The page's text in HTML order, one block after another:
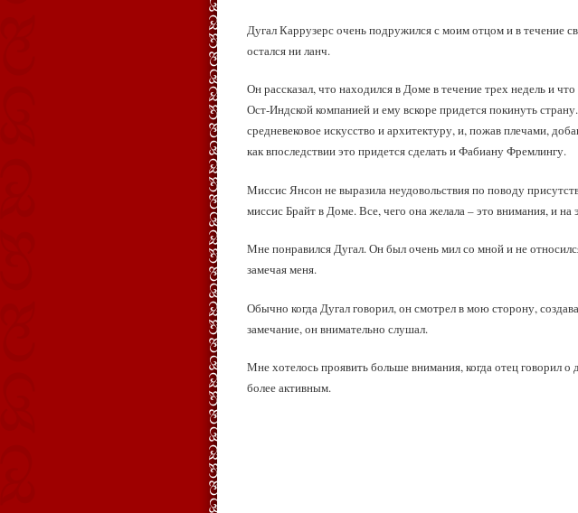
Дугал Каррузерс очень подружился с моим отцом и в течение
остался ни ланч.
Он рассказал, что находился в Доме в течение трех недель и
Ост‑Индской компанией и ему вскоре придется покинуть
средневековое искусство и архитектуру, и, пожав плечами,
как впоследствии это придется сделать и Фабиану Фремлингу.
Миссис Янсон не выразила неудовольствия по поводу
миссис Брайт в Доме. Все, чего она желала – это внимания, и на
Мне понравился Дугал. Он был очень мил со мной и не
замечая меня.
Обычно когда Дугал говорил, он смотрел в мою сторону,
замечание, он внимательно слушал.
Мне хотелось проявить больше внимания, когда отец говорил
более активным.